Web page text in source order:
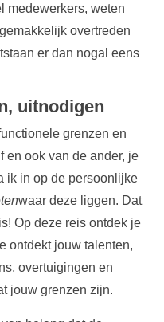
medewerkers, weten
overtreden
er dan nogal eens
uitnodigen
grenzen en
en ook van de ander, je
ik in op de persoonlijke
waar deze liggen. Dat
Op deze reis ontdek je
ontdekt jouw talenten,
overtuigingen en
jouw grenzen zijn.